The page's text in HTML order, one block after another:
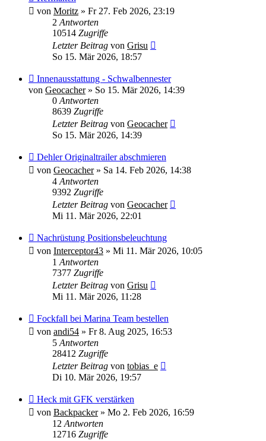
von Moritz » Fr 27. Feb 2026, 23:19
2 Antworten
10514 Zugriffe
Letzter Beitrag von Grisu
So 15. Mär 2026, 18:57
Innenausstattung - Schwalbennester
von Geocacher» So 15. Mär 2026, 14:39
0 Antworten
8639 Zugriffe
Letzter Beitrag von Geocacher
So 15. Mär 2026, 14:39
Dehler Originaltrailer abschmieren
von Geocacher» Sa 14. Feb 2026, 14:38
4 Antworten
9392 Zugriffe
Letzter Beitrag von Geocacher
Mi 11. Mär 2026, 22:01
Nachrüstung Positionsbeleuchtung
von Interceptor43 » Mi 11. Mär 2026, 10:05
1 Antworten
7377 Zugriffe
Letzter Beitrag von Grisu
Mi 11. Mär 2026, 11:28
Fockfall bei Marina Team bestellen
von andi54 » Fr 8. Aug 2025, 16:53
5 Antworten
28412 Zugriffe
Letzter Beitrag von tobias_e
Di 10. Mär 2026, 19:57
Heck mit GFK verstärken
von Backpacker» Mo 2. Feb 2026, 16:59
12 Antworten
12716 Zugriffe